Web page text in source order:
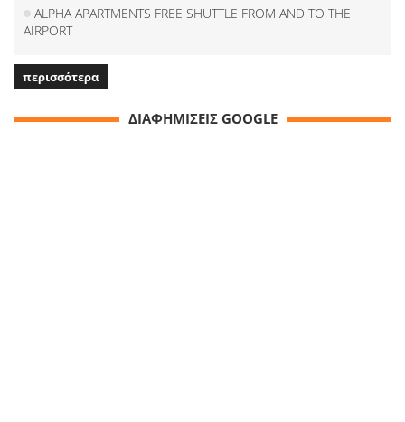
ALPHA APARTMENTS FREE SHUTTLE FROM AND TO THE
AIRPORT
περισσότερα
ΔΙΑΦΗΜΙΣΕΙΣ GOOGLE